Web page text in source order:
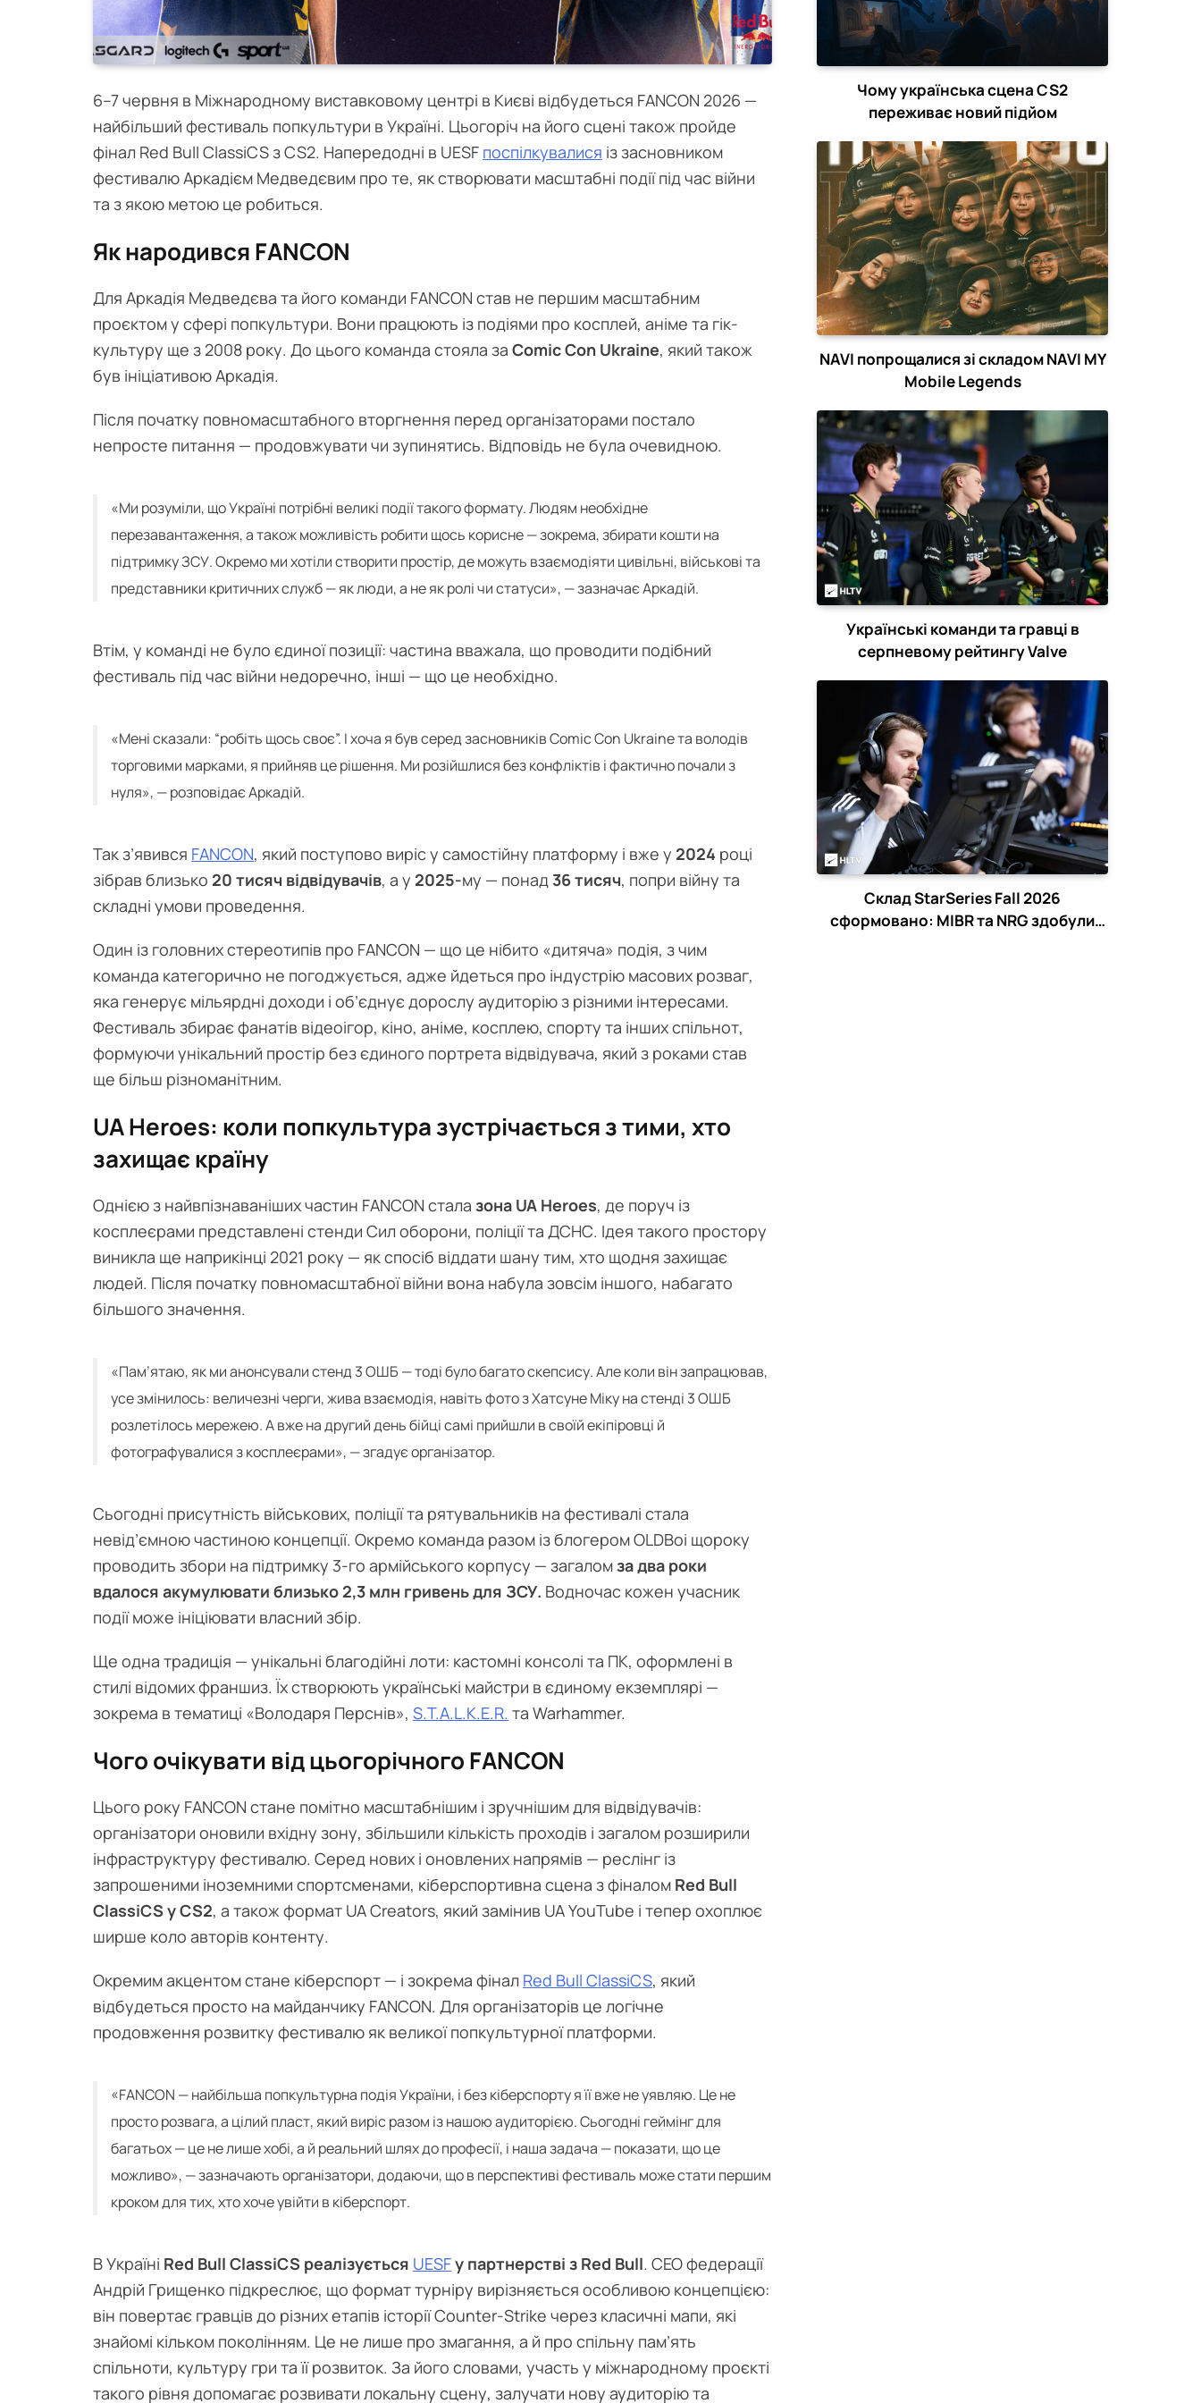
6–7 червня в Міжнародному виставковому центрі в Києві відбудеться FANCON 2026 —
найбільший фестиваль попкультури в Україні. Цьогоріч на його сцені також пройде
фінал Red Bull ClassiCS з CS2. Напередодні в UESF поспілкувалися із засновником
фестивалю Аркадієм Медведєвим про те, як створювати масштабні події під час війни
та з якою метою це робиться.
Як народився FANCON
Для Аркадія Медведєва та його команди FANCON став не першим масштабним
проєктом у сфері попкультури. Вони працюють із подіями про косплей, аніме та гік-
культуру ще з 2008 року. До цього команда стояла за Comic Con Ukraine, який також
був ініціативою Аркадія.
Після початку повномасштабного вторгнення перед організаторами постало
непросте питання — продовжувати чи зупинятись. Відповідь не була очевидною.
«Ми розуміли, що Україні потрібні великі події такого формату. Людям необхідне
перезавантаження, а також можливість робити щось корисне — зокрема, збирати кошти на
підтримку ЗСУ. Окремо ми хотіли створити простір, де можуть взаємодіяти цивільні, військові та
представники критичних служб — як люди, а не як ролі чи статуси», — зазначає Аркадій.
Втім, у команді не було єдиної позиції: частина вважала, що проводити подібний
фестиваль під час війни недоречно, інші — що це необхідно.
«Мені сказали: “робіть щось своє”. І хоча я був серед засновників Comic Con Ukraine та володів
торговими марками, я прийняв це рішення. Ми розійшлися без конфліктів і фактично почали з
нуля», — розповідає Аркадій.
Так з’явився FANCON, який поступово виріс у самостійну платформу і вже у 2024 році
зібрав близько 20 тисяч відвідувачів, а у 2025-му — понад 36 тисяч, попри війну та
складні умови проведення.
Один із головних стереотипів про FANCON — що це нібито «дитяча» подія, з чим
команда категорично не погоджується, адже йдеться про індустрію масових розваг,
яка генерує мільярдні доходи і об’єднує дорослу аудиторію з різними інтересами.
Фестиваль збирає фанатів відеоігор, кіно, аніме, косплею, спорту та інших спільнот,
формуючи унікальний простір без єдиного портрета відвідувача, який з роками став
ще більш різноманітним.
UA Heroes: коли попкультура зустрічається з тими, хто
захищає країну
Однією з найвпізнаваніших частин FANCON стала зона UA Heroes, де поруч із
косплеєрами представлені стенди Сил оборони, поліції та ДСНС. Ідея такого простору
виникла ще наприкінці 2021 року — як спосіб віддати шану тим, хто щодня захищає
людей. Після початку повномасштабної війни вона набула зовсім іншого, набагато
більшого значення.
«Пам’ятаю, як ми анонсували стенд 3 ОШБ — тоді було багато скепсису. Але коли він запрацював,
усе змінилось: величезні черги, жива взаємодія, навіть фото з Хатсуне Міку на стенді 3 ОШБ
розлетілось мережею. А вже на другий день бійці самі прийшли в своїй екіпіровці й
фотографувалися з косплеєрами», — згадує організатор.
Сьогодні присутність військових, поліції та рятувальників на фестивалі стала
невід’ємною частиною концепції. Окремо команда разом із блогером OLDBoi щороку
проводить збори на підтримку 3-го армійського корпусу — загаломза два роки
вдалося акумулювати близько 2,3 млн гривень для ЗСУ. Водночас кожен учасник
події може ініціювати власний збір.
Ще одна традиція — унікальні благодійні лоти: кастомні консолі та ПК, оформлені в
стилі відомих франшиз. Їх створюють українські майстри в єдиному екземплярі —
зокрема в тематиці «Володаря Перснів», S.T.A.L.K.E.R. та Warhammer.
Чого очікувати від цьогорічного FANCON
Цього року FANCON стане помітно масштабнішим і зручнішим для відвідувачів:
організатори оновили вхідну зону, збільшили кількість проходів і загалом розширили
інфраструктуру фестивалю. Серед нових і оновлених напрямів — реслінг із
запрошеними іноземними спортсменами, кіберспортивна сцена з фіналом Red Bull
ClassiCS у CS2, а також формат UA Creators, який замінив UA YouTube і тепер охоплює
ширше коло авторів контенту.
Окремим акцентом стане кіберспорт — і зокрема фінал Red Bull ClassiCS, який
відбудеться просто на майданчику FANCON. Для організаторів це логічне
продовження розвитку фестивалю як великої попкультурної платформи.
«FANCON — найбільша попкультурна подія України, і без кіберспорту я її вже не уявляю. Це не
просто розвага, а цілий пласт, який виріс разом із нашою аудиторією. Сьогодні геймінг для
багатьох — це не лише хобі, а й реальний шлях до професії, і наша задача — показати, що це
можливо», — зазначають організатори, додаючи, що в перспективі фестиваль може стати першим
кроком для тих, хто хоче увійти в кіберспорт.
В Україні Red Bull ClassiCS реалізується UESFу партнерстві з Red Bull. CEO федерації
Андрій Грищенко підкреслює, що формат турніру вирізняється особливою концепцією:
він повертає гравців до різних етапів історії Counter-Strike через класичні мапи, які
знайомі кільком поколінням. Це не лише про змагання, а й про спільну пам’ять
спільноти, культуру гри та її розвиток. За його словами, участь у міжнародному проєкті
такого рівня допомагає розвивати локальну сцену, залучати нову аудиторію та
Чому українська сцена CS2
переживає новий підйом
NAVI попрощалися зі складом NAVI MY
Mobile Legends
Українські команди та гравці в
серпневому рейтингу Valve
Склад StarSeries Fall 2026
сформовано: MIBR та NRG здобули